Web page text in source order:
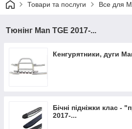
Товари та послуги Все для
Тюнінг Man TGE 2017-...
Кенгурятники, дуги
Бічні підніжки клас -
2017-...